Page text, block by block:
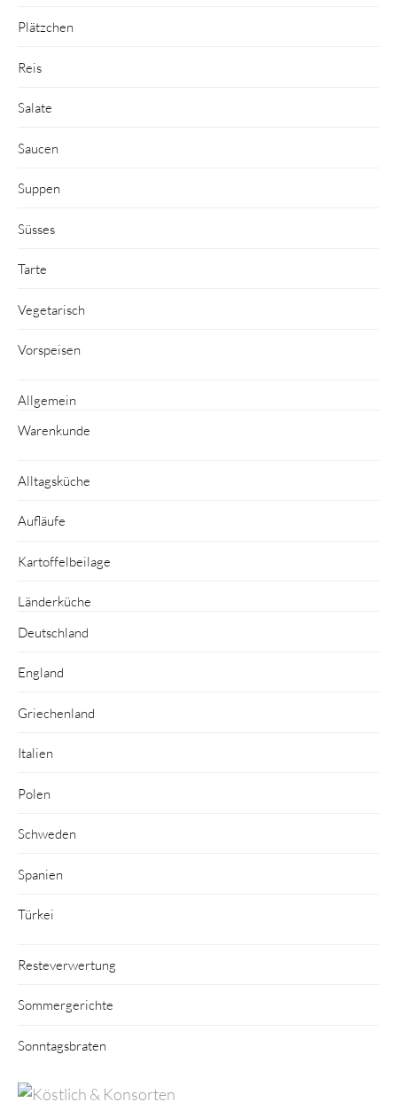
Plätzchen
Reis
Salate
Saucen
Suppen
Süsses
Tarte
Vegetarisch
Vorspeisen
Allgemein
Warenkunde
Alltagsküche
Aufläufe
Kartoffelbeilage
Länderküche
Deutschland
England
Griechenland
Italien
Polen
Schweden
Spanien
Türkei
Resteverwertung
Sommergerichte
Sonntagsbraten